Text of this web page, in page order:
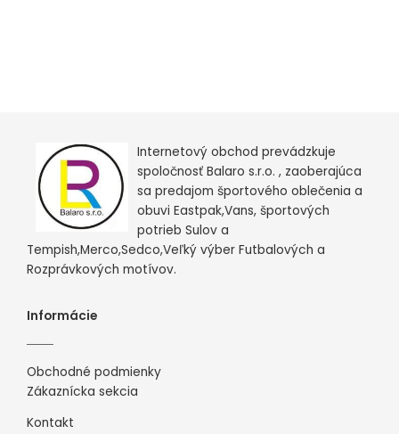
Internetový obchod prevádzkuje
spoločnosť Balaro s.r.o. , zaoberajúca
sa predajom športového oblečenia a
obuvi Eastpak,Vans, športových
potrieb Sulov a
Tempish,Merco,Sedco,Veľký výber Futbalových a
Rozprávkových motívov.
Informácie
Obchodné podmienky
Zákaznícka sekcia
Kontakt